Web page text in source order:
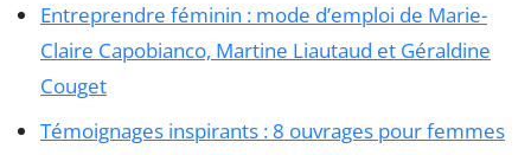
Entreprendre féminin : mode d’emploi de Marie-
Claire Capobianco, Martine Liautaud et Géraldine
Couget
Témoignages inspirants : 8 ouvrages pour femmes